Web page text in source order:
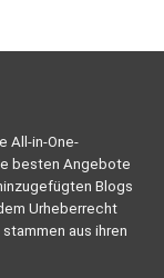
All-in-One-
besten Angebote
Blogs
Urheberrecht
aus ihren